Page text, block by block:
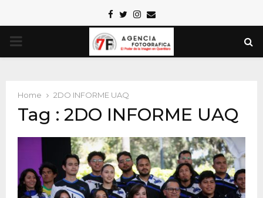
Facebook
TwitterInstagram
Email
PRIMARY
Home 2DO INFORME UAQ
Tag : 2DO INFORME UAQ